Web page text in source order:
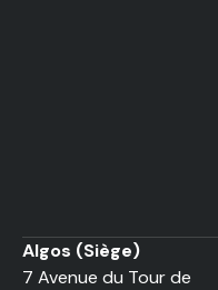
Algos (Siège)
7 Avenue du Tour de